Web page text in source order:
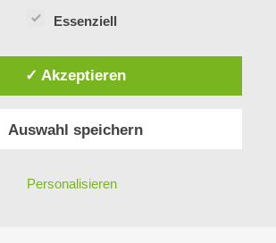
Essenziell
✓ Akzeptieren
Auswahl speichern
Personalisieren